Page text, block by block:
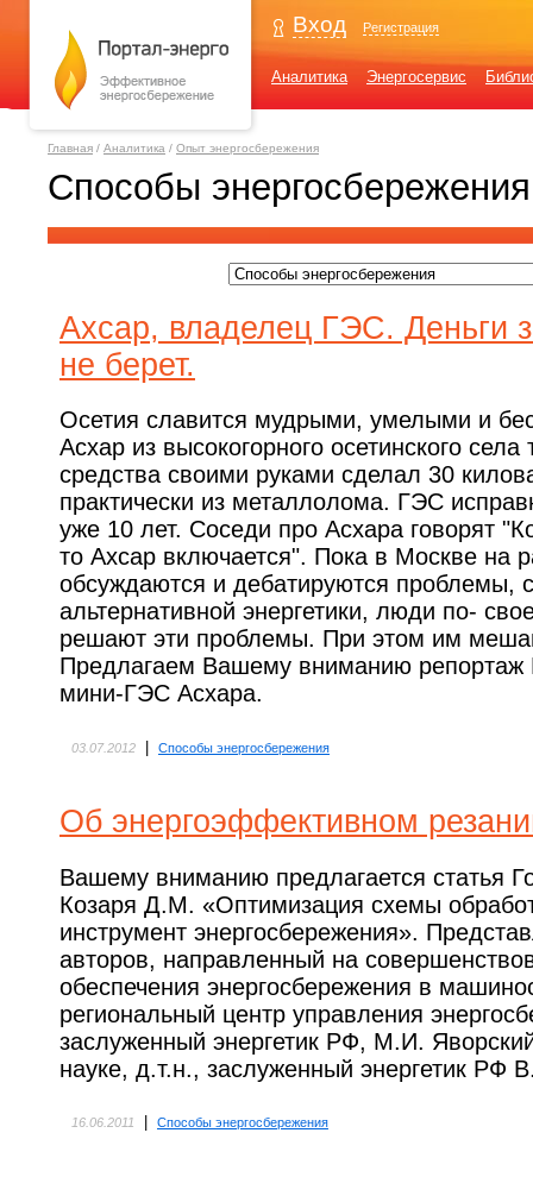
Вход Регистрация
Аналитика Энергосервис
Главная / Аналитика / Опыт энергосбережения
Способы энергосбережения
Ахсар, владелец ГЭС. Деньги
не берет.
Осетия славится мудрыми, умелыми и
Асхар из высокогорного осетинского
средства своими руками сделал 30
практически из металлолома. ГЭС
уже 10 лет. Соседи про Асхара говорят
то Ахсар включается". Пока в Москве на
обсуждаются и дебатируются проблемы,
альтернативной энергетики, люди по-
решают эти проблемы. При этом им
Предлагаем Вашему вниманию репортаж
мини-ГЭС Асхара.
03.07.2012 Способы энергосбережения
Об энергоэффективном
Вашему вниманию предлагается статья
Козаря Д.М. «Оптимизация схемы
инструмент энергосбережения».
авторов, направленный на
обеспечения энергосбережения в
региональный центр управления
заслуженный энергетик РФ, М.И.
науке, д.т.н., заслуженный энергетик РФ
16.06.2011 Способы энергосбережения